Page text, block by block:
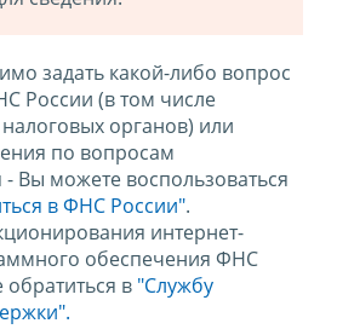
задать какой-либо вопрос
России (в том числе
органов) или
по вопросам
Вы можете воспользоваться
в ФНС России".
интернет-
обеспечения ФНС
в "Службу